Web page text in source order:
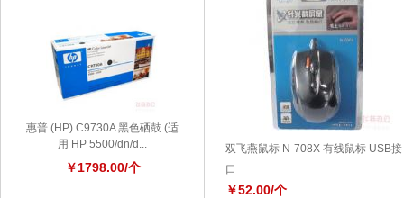
惠普 (HP) C9730A 黑色硒鼓 (适
用 HP 5500/dn/d...
￥1798.00/个
双飞燕鼠标 N-708X 有线鼠标 USB接
口
￥52.00/个